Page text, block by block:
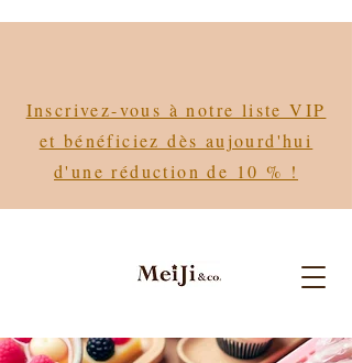
Inscrivez-vous à notre liste VIP
et bénéficiez dès aujourd'hui
d'une réduction de 10 % !